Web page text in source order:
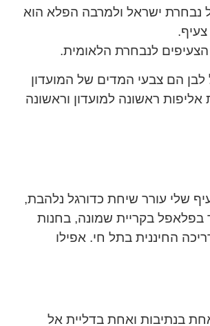
נבחרת ישראל ולמרבה הפלא הוא
הצעיפים לנבחרת הלאומית.
לבן הם צבעי המדים של המועדון
ראשונה למועדון וראשונה
שלי עורר שיחת כדורגל נלהבת,
בקריית שמונה, בחנות
החיננית בתל חי. אפילו
בנתיבות ואחת בדליית אל